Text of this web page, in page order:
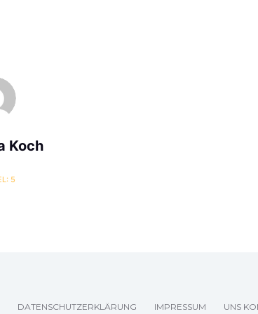
Koch
5
DATENSCHUTZERKLÄRUNG IMPRESSUM UNS